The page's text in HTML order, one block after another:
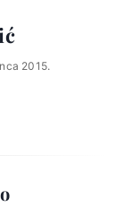
2015.